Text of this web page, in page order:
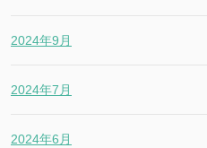
2024年9月
2024年7月
2024年6月